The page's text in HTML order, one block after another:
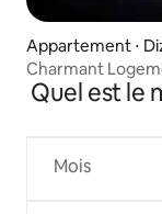
Appartement ⋅
Charmant
Quel est le
Mois